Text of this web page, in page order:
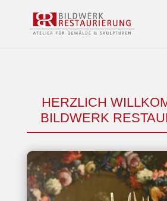
HERZLICH
BILDWERK